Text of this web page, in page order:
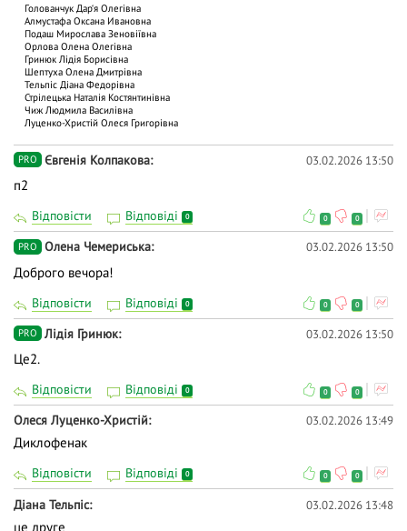
Голованчук Дар‘я Олегівна
Алмустафа Оксана Ивановна
Подаш Мирослава Зеновіївна
Орлова Олена Олегівна
Гринюк Лідія Борисівна
Шептуха Олена Дмитрівна
Тельпіс Діана Федорівна
Стрілецька Наталія Костянтинівна
Чиж Людмила Василівна
Луценко-Христій Олеся Григорівна
PRO Євгенія Колпакова 03.02.2026 13:50
п2
Відповісти Відповіді 0 0 0
PRO Олена Чемериська 03.02.2026 13:50
Доброго вечора!
Відповісти Відповіді 0 0 0
PRO Лідія Гринюк 03.02.2026 13:50
Це2.
Відповісти Відповіді 0 0 0
Олеся Луценко-Христій 03.02.2026 13:49
Диклофенак
Відповісти Відповіді 0 0 0
Діана Тельпіс 03.02.2026 13:48
це друге